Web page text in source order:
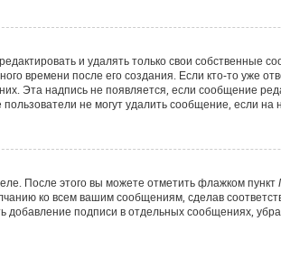
и удалять только свои собственные
времени после его создания. Если кто-то уже
Эта надпись не появляется, если сообщение
не могут удалить сообщение, если на
После этого вы можете отметить флажком пункт
ко всем вашим сообщениям, сделав
добавление подписи в отдельных сообщениях,